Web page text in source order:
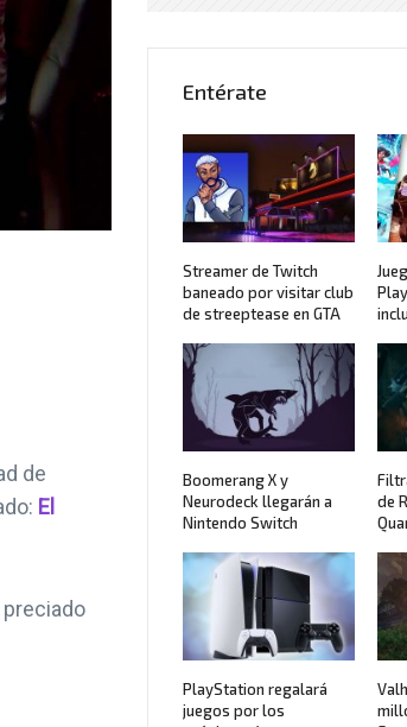
de
El
Entérate
Streamer de Twitch
baneado por visitar club
de streeptease en GTA
Boomerang X y
Neurodeck llegarán a
Nintendo Switch
de
PlayStation regalará
juegos por los